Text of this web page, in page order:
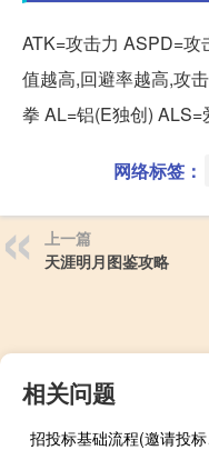
ATK=攻击力 ASPD=攻
值越高,回避率越高,攻
拳 AL=铝(E独创) ALS=
网络标签：
上一篇
天涯明月图鉴攻略
相关问题